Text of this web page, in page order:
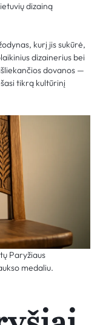
dizainą
kurį jis sukūrė,
dizainerius bei
dovanos —
tikrą kultūrinį
Paryžiaus
medaliu.